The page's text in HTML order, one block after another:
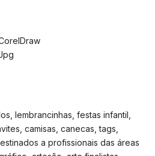
lembrancinhas, festas infantil,
camisas, canecas, tags,
a profissionais das áreas